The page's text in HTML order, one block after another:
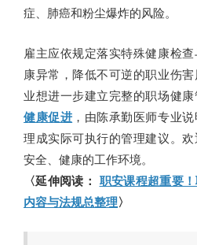
症、肺癌和粉尘爆炸的风险。
雇主应依规定落实特殊健康检
康异常，降低不可逆的职业伤
业想进一步建立完整的职场健
健康促进 ，由陈承勤医师专业
理成实际可执行的管理建议。欢
安全、健康的工作环境。
〈延伸阅读： 职安课程超重要
内容与法规总整理〉